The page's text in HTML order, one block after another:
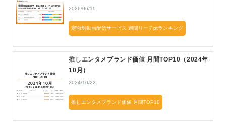
2026/06/11
定額制動画配信サービス 週間リーチptランキング
推しエンタメブランド価値 月間TOP10（2024年
10月）
2024/10/22
推しエンタメブランド価値 月間TOP10